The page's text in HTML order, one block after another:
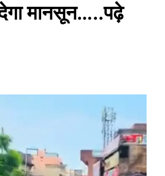
मानसून…..पढ़े